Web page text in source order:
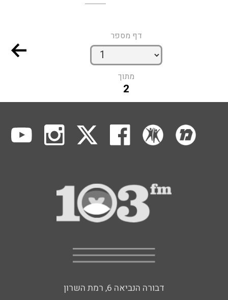
דף מספר
מתוך
2
דבורה הנביאה 6, רמת השרון